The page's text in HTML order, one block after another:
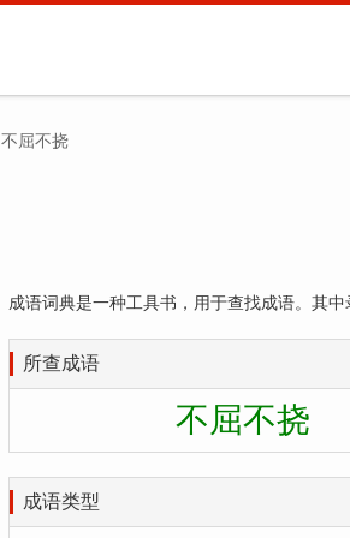
不屈不挠
成语词典是一种工具书，用于查找成语。其
所查成语
不屈不挠
成语类型